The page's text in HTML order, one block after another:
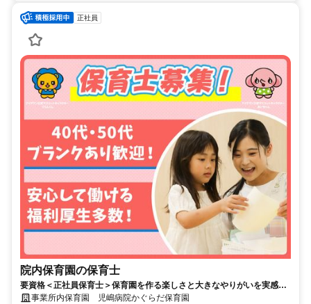
正社員
院内保育園の保育士
要資格＜正社員保育士＞保育園を作る楽しさと大きなやりがいを実感で
きるお仕事です◎育休・産休取得率100％
事業所内保育園 児嶋病院かぐらだ保育園